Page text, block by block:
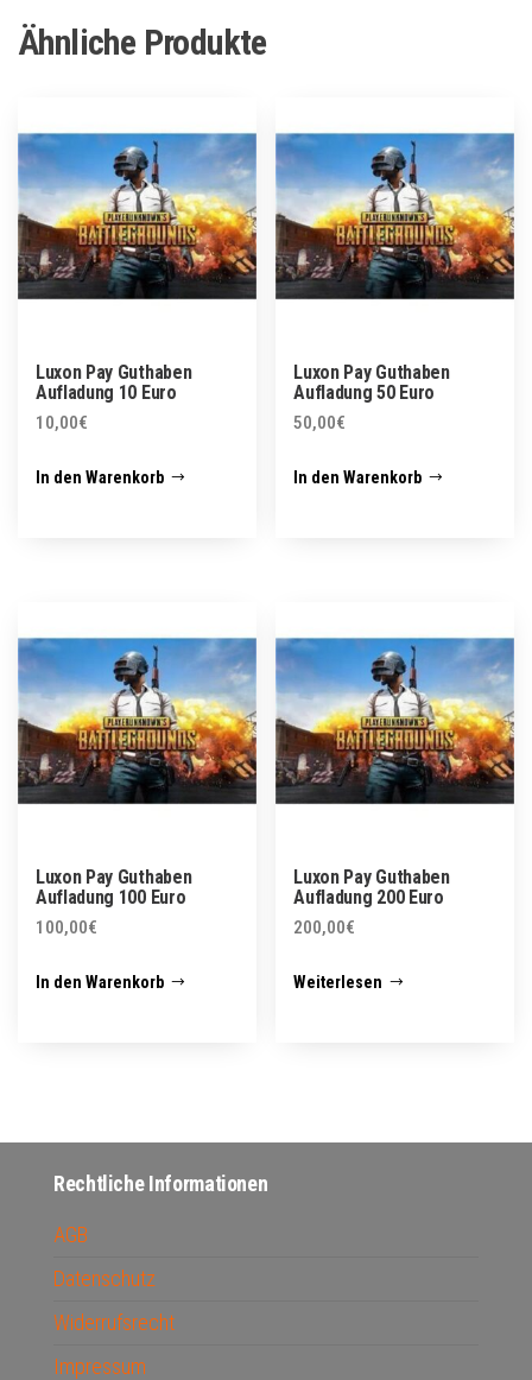
Ähnliche Produkte
Luxon Pay Guthaben
Aufladung 10 Euro
10,00€
In den Warenkorb
Luxon Pay Guthaben
Aufladung 50 Euro
50,00€
In den Warenkorb
Luxon Pay Guthaben
Aufladung 100 Euro
100,00€
In den Warenkorb
Luxon Pay Guthaben
Aufladung 200 Euro
200,00€
Weiterlesen
Rechtliche Informationen
AGB
Datenschutz
Widerrufsrecht
Impressum